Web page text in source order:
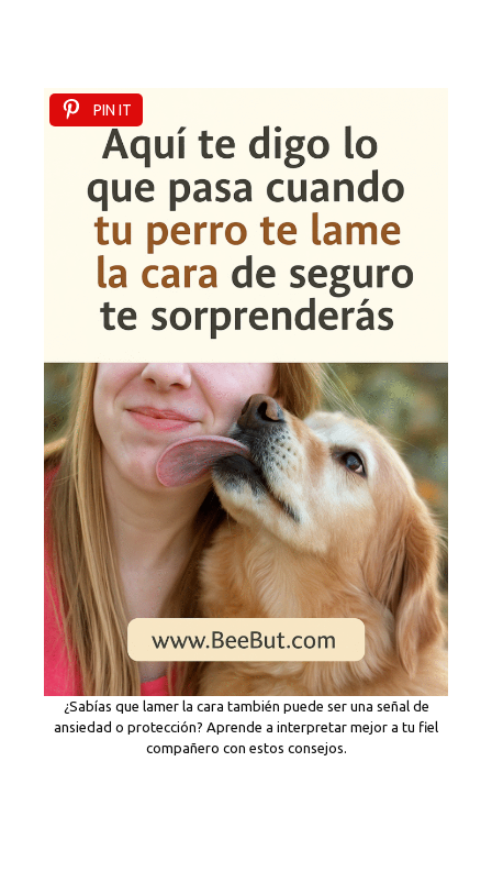
PIN IT
¿Sabías que lamer la cara también puede ser una señal de
ansiedad o protección? Aprende a interpretar mejor a tu fiel
compañero con estos consejos.